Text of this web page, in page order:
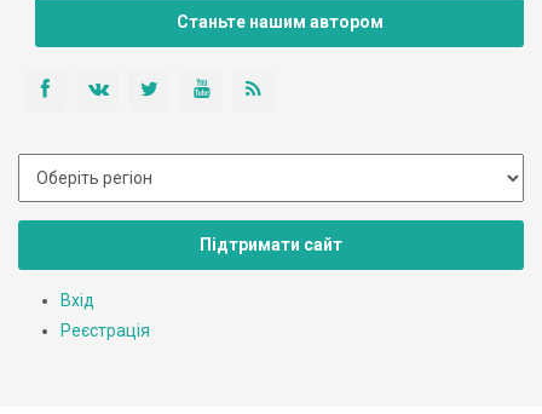
Станьте нашим автором
Підтримати сайт
Вхід
Реєстрація